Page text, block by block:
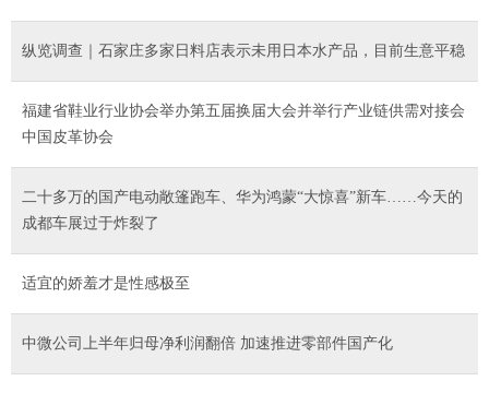
纵览调查｜石家庄多家日料店表示未用日本水产品，目前生意平稳
福建省鞋业行业协会举办第五届换届大会并举行产业链供需对接会
中国皮革协会
二十多万的国产电动敞篷跑车、华为鸿蒙“大惊喜”新车……今天的
成都车展过于炸裂了
适宜的娇羞才是性感极至
中微公司上半年归母净利润翻倍 加速推进零部件国产化